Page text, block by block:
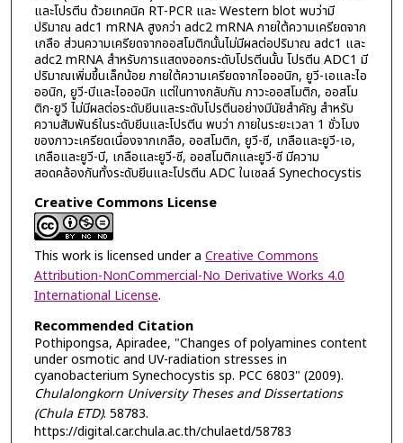
และโปรตีน ด้วยเทคนิค RT-PCR และ Western blot พบว่ามี
ปริมาณ adc1 mRNA สูงกว่า adc2 mRNA ภายใต้ความเครียดจาก
เกลือ ส่วนความเครียดจากออสโมติกนั้นไม่มีผลต่อปริมาณ adc1 และ
adc2 mRNA สำหรับการแสดงออกระดับโปรตีนนั้น โปรตีน ADC1 มี
ปริมาณเพิ่มขึ้นเล็กน้อย ภายใต้ความเครียดจากไอออนิก, ยูวี-เอและไอ
ออนิก, ยูวี-บีและไอออนิก แต่ในทางกลับกัน ภาวะออสโมติก, ออสโม
ติก-ยูวี ไม่มีผลต่อระดับยีนและระดับโปรตีนอย่างมีนัยสำคัญ สำหรับ
ความสัมพันธ์ในระดับยีนและโปรตีน พบว่า ภายในระยะเวลา 1 ชั่วโมง
ของภาวะเครียดเนื่องจากเกลือ, ออสโมติก, ยูวี-ซี, เกลือและยูวี-เอ,
เกลือและยูวี-บี, เกลือและยูวี-ซี, ออสโมติกและยูวี-ซี มีความ
สอดคล้องกันทั้งระดับยีนและโปรตีน ADC ในเซลล์ Synechocystis
Creative Commons License
This work is licensed under a Creative Commons
Attribution-NonCommercial-No Derivative Works 4.0
International License.
Recommended Citation
Pothipongsa, Apiradee, "Changes of polyamines content
under osmotic and UV-radiation stresses in
cyanobacterium Synechocystis sp. PCC 6803" (2009).
Chulalongkorn University Theses and Dissertations
(Chula ETD). 58783.
https://digital.car.chula.ac.th/chulaetd/58783